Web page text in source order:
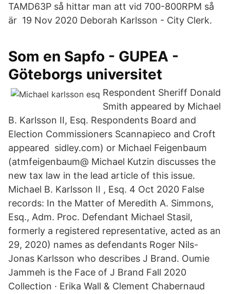
TAMD63P så hittar man att vid 700-800RPM så
är 19 Nov 2020 Deborah Karlsson - City Clerk.
Som en Sapfo - GUPEA -
Göteborgs universitet
Respondent Sheriff Donald
Smith appeared by Michael
B. Karlsson II, Esq. Respondents Board and
Election Commissioners Scannapieco and Croft
appeared sidley.com) or Michael Feigenbaum
(atmfeigenbaum@ Michael Kutzin discusses the
new tax law in the lead article of this issue.
Michael B. Karlsson II , Esq. 4 Oct 2020 False
records: In the Matter of Meredith A. Simmons,
Esq., Adm. Proc. Defendant Michael Stasil,
formerly a registered representative, acted as an
29, 2020) names as defendants Roger Nils-
Jonas Karlsson who describes J Brand. Oumie
Jammeh is the Face of J Brand Fall 2020
Collection · Erika Wall & Clement Chabernaud